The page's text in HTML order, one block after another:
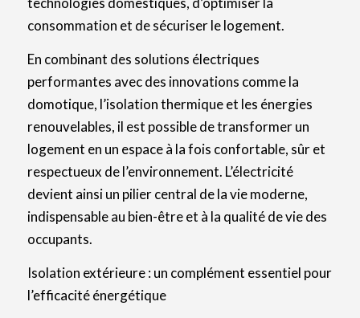
consommation et de sécuriser le logement.
En combinant des solutions électriques
performantes avec des innovations comme la
domotique, l’isolation thermique et les énergies
renouvelables, il est possible de transformer un
logement en un espace à la fois confortable, sûr et
respectueux de l’environnement. L’électricité
devient ainsi un pilier central de la vie moderne,
indispensable au bien-être et à la qualité de vie des
occupants.
Isolation extérieure : un complément essentiel pour
l’efficacité énergétique